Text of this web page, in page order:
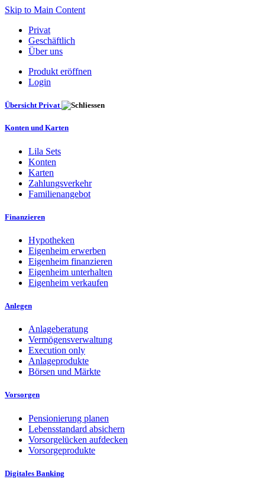
Skip to Main Content
Privat
Geschäftlich
Über uns
Produkt eröffnen
Login
Übersicht Privat
Konten und Karten
Lila Sets
Konten
Karten
Zahlungsverkehr
Familienangebot
Finanzieren
Hypotheken
Eigenheim erwerben
Eigenheim finanzieren
Eigenheim unterhalten
Eigenheim verkaufen
Anlegen
Anlageberatung
Vermögensverwaltung
Execution only
Anlageprodukte
Börsen und Märkte
Vorsorgen
Pensionierung planen
Lebensstandard absichern
Vorsorgelücken aufdecken
Vorsorgeprodukte
Digitales Banking